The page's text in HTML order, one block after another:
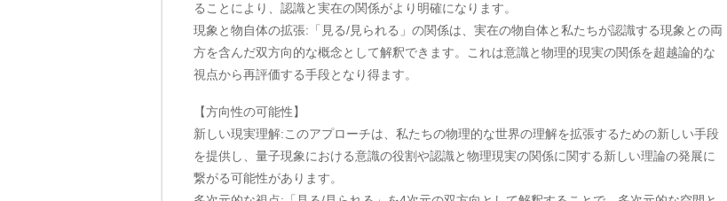
ることにより、認識と実在の関係がより明確になります。
現象と物自体の拡張:「見る/見られる」の関係は、実在の物自体と私たちが認識する現象との両
方を含んだ双方向的な概念として解釈できます。これは意識と物理的現実の関係を超越論的な
視点から再評価する手段となり得ます。
【方向性の可能性】
新しい現実理解:このアプローチは、私たちの物理的な世界の理解を拡張するための新しい手段
を提供し、量子現象における意識の役割や認識と物理現実の関係に関する新しい理論の発展に
繋がる可能性があります。